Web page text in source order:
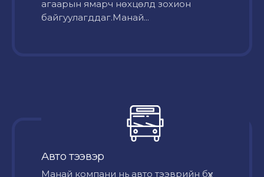
агаарын ямарч нөхцөлд зохион
байгуулагддаг.Манай...
Авто тээвэр
Mанай компани нь авто тээврийн бүх